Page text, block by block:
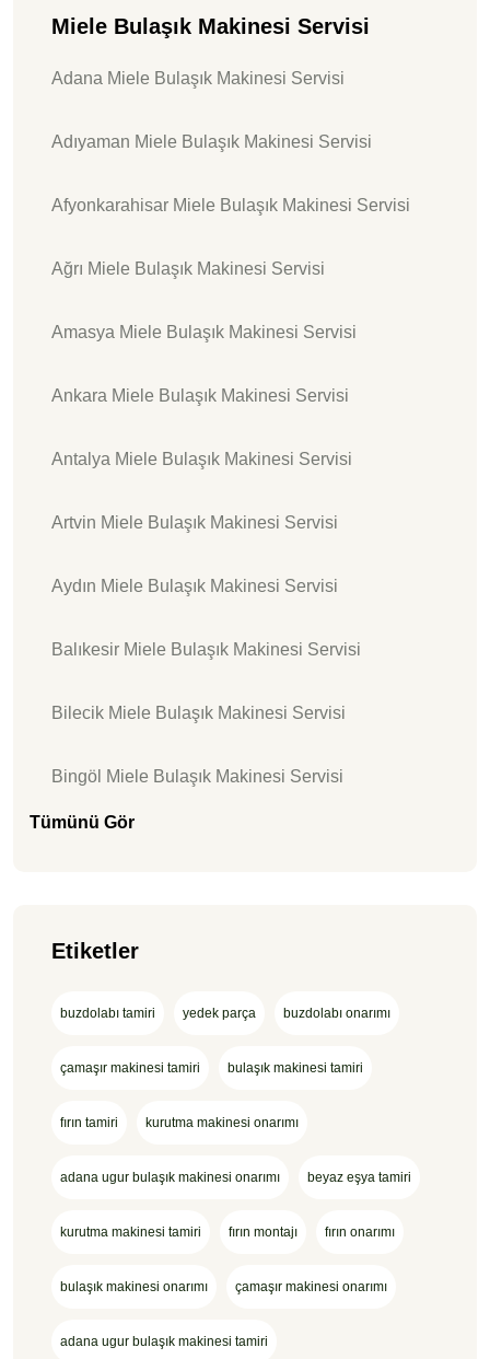
Miele Bulaşık Makinesi Servisi
Adana Miele Bulaşık Makinesi Servisi
Adıyaman Miele Bulaşık Makinesi Servisi
Afyonkarahisar Miele Bulaşık Makinesi Servisi
Ağrı Miele Bulaşık Makinesi Servisi
Amasya Miele Bulaşık Makinesi Servisi
Ankara Miele Bulaşık Makinesi Servisi
Antalya Miele Bulaşık Makinesi Servisi
Artvin Miele Bulaşık Makinesi Servisi
Aydın Miele Bulaşık Makinesi Servisi
Balıkesir Miele Bulaşık Makinesi Servisi
Bilecik Miele Bulaşık Makinesi Servisi
Bingöl Miele Bulaşık Makinesi Servisi
Tümünü Gör
Etiketler
buzdolabı tamiri yedek parça buzdolabı onarımı
çamaşır makinesi tamiri bulaşık makinesi tamiri
fırın tamiri kurutma makinesi onarımı
adana ugur bulaşık makinesi onarımı beyaz eşya tamiri
kurutma makinesi tamiri fırın montajı fırın onarımı
bulaşık makinesi onarımı çamaşır makinesi onarımı
adana ugur bulaşık makinesi tamiri